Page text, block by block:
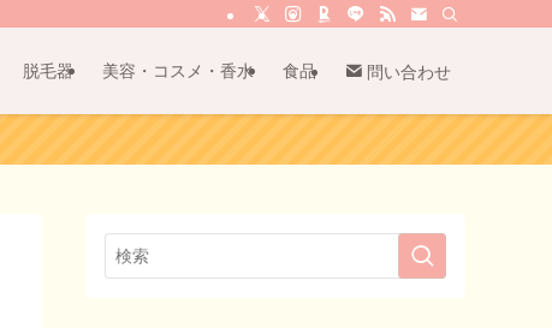
脱毛器 美容・コスメ・香水 食品 問い合わせ